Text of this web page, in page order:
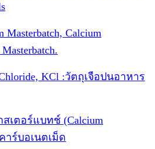
Calcium
KCl :วัตถุเจือปนอาหาร
เตอร์แบทช์ (Calcium
าร์บอเนตเม็ด